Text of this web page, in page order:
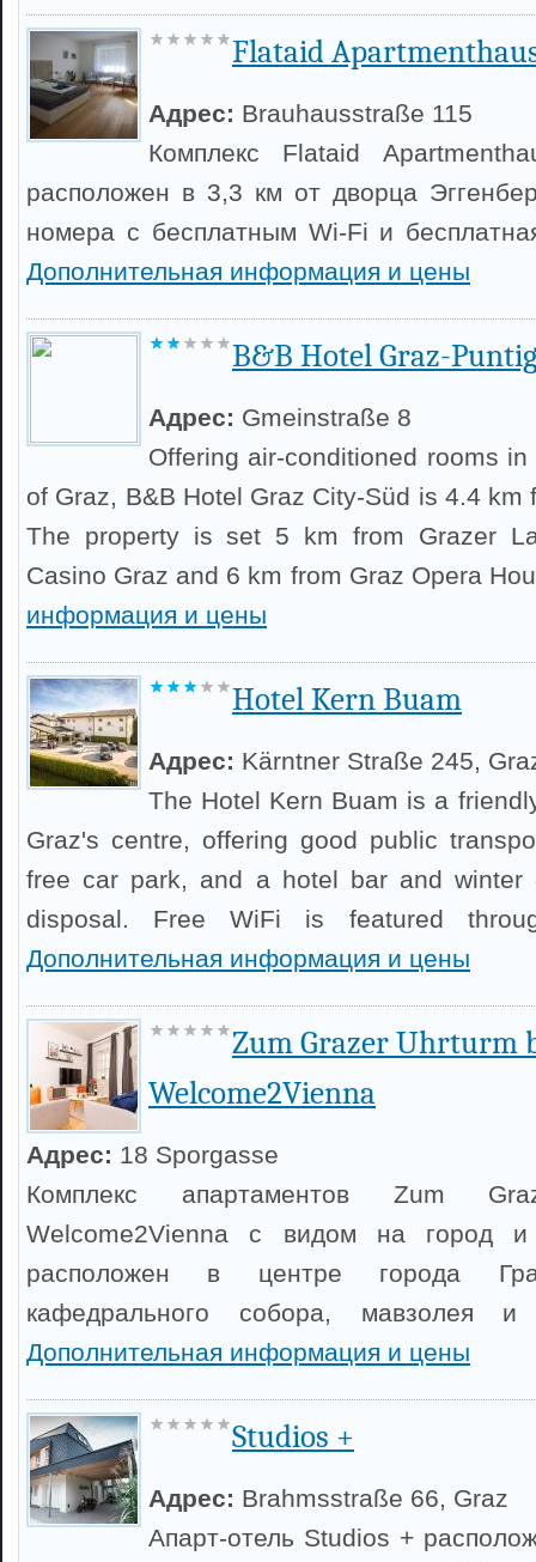
Flataid
Адрес: Brauhausstraße 115
Комплекс Flataid
расположен в 3,3 км от дворца
номера с бесплатным Wi-Fi и
Дополнительная информация и цены
B&B Hotel Graz-
Адрес: Gmeinstraße 8
Offering air-conditioned rooms
of Graz, B&B Hotel Graz City-Süd is 4.4 km
The property is set 5 km from Grazer
Casino Graz and 6 km from Graz Opera
информация и цены
Hotel Kern Buam
Адрес: Kärntner Straße 245,
The Hotel Kern Buam is a
Graz's centre, offering good public
free car park, and a hotel bar and winter
disposal. Free WiFi is featured
Дополнительная информация и цены
Zum Grazer Uhrturm
Welcome2Vienna
Адрес: 18 Sporgasse
Комплекс апартаментов Zum
Welcome2Vienna с видом на город
расположен в центре города
кафедрального собора, мавзолея и
Дополнительная информация и цены
Studios +
Адрес: Brahmsstraße 66, Graz
Апарт-отель Studios +